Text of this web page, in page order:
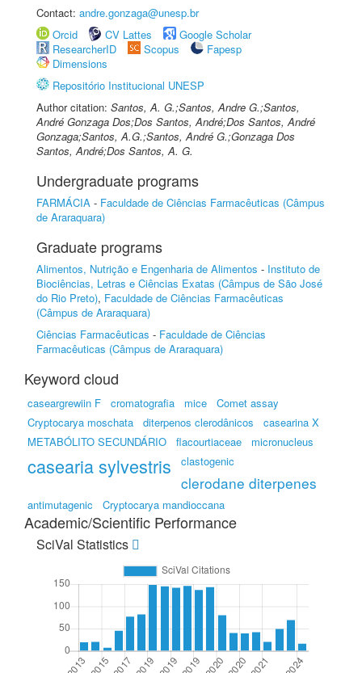
Contact: andre.gonzaga@unesp.br
Orcid
CV Lattes
Google Scholar
ResearcherID
Scopus
Fapesp
Dimensions
Repositório Institucional UNESP
Author citation: Santos, A. G.;Santos, Andre G.;Santos,
André Gonzaga Dos;Dos Santos, André;Dos Santos, André
Gonzaga;Santos, A.G.;Santos, André G.;Gonzaga Dos
Santos, André;Dos Santos, A. G.
Undergraduate programs
FARMÁCIA - Faculdade de Ciências Farmacêuticas (Câmpus
de Araraquara)
Graduate programs
Alimentos, Nutrição e Engenharia de Alimentos - Instituto de
Biociências, Letras e Ciências Exatas (Câmpus de São José
do Rio Preto), Faculdade de Ciências Farmacêuticas
(Câmpus de Araraquara)
Ciências Farmacêuticas - Faculdade de Ciências
Farmacêuticas (Câmpus de Araraquara)
Keyword cloud
caseargrewiin F cromatografia mice
Comet assay
Cryptocarya moschata
diterpenos clerodânicos
casearina X
METABÓLITO SECUNDÁRIO
flacourtiaceae micronucleus
casearia sylvestris clastogenic
clerodane diterpenes
antimutagenic Cryptocarya mandioccana
Academic/Scientific Performance
SciVal Statistics